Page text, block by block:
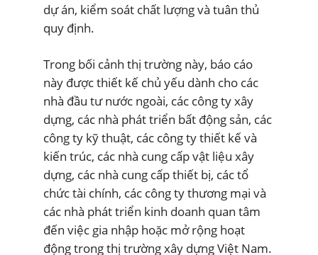
dự án, kiểm soát chất lượng và tuân thủ
quy định.
Trong bối cảnh thị trường này, báo cáo
này được thiết kế chủ yếu dành cho các
nhà đầu tư nước ngoài, các công ty xây
dựng, các nhà phát triển bất động sản, các
công ty kỹ thuật, các công ty thiết kế và
kiến trúc, các nhà cung cấp vật liệu xây
dựng, các nhà cung cấp thiết bị, các tổ
chức tài chính, các công ty thương mại và
các nhà phát triển kinh doanh quan tâm
đến việc gia nhập hoặc mở rộng hoạt
động trong thị trường xây dựng Việt Nam.